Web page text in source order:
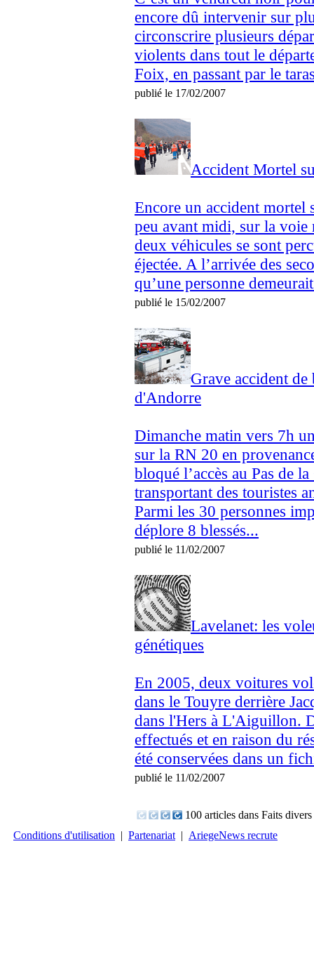
encore dû intervenir sur
circonscrire plusieurs
violents dans tout le
Foix, en passant par le
publié le 17/02/2007
Accident Mortel
Encore un accident mortel
peu avant midi, sur la voie
deux véhicules se sont
éjectée. A l’arrivée des
qu’une personne
publié le 15/02/2007
Grave accident
d'Andorre
Dimanche matin vers 7h
sur la RN 20 en
bloqué l’accès au Pas de
transportant des touristes
Parmi les 30 personnes
déplore 8 blessés...
publié le 11/02/2007
Lavelanet: les
génétiques
En 2005, deux voitures
dans le Touyre derrière
dans l'Hers à L'Aiguillon.
effectués et en raison du
été conservées dans un
publié le 11/02/2007
100 articles dans Faits divers
Conditions d'utilisation | Partenariat | AriegeNews recrute